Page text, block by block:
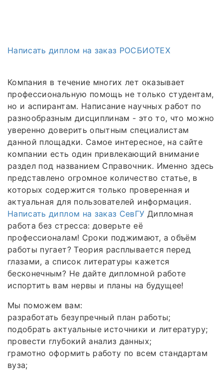
Написать диплом на заказ РОСБИОТЕХ
Компания в течение многих лет оказывает
профессиональную помощь не только студентам,
но и аспирантам. Написание научных работ по
разнообразным дисциплинам - это то, что можно
уверенно доверить опытным специалистам
данной площадки. Самое интересное, на сайте
компании есть один привлекающий внимание
раздел под названием Справочник. Именно здесь
представлено огромное количество статье, в
которых содержится только проверенная и
актуальная для пользователей информация.
Написать диплом на заказ СевГУ Дипломная
работа без стресса: доверьте её
профессионалам! Сроки поджимают, а объём
работы пугает? Теория расплывается перед
глазами, а список литературы кажется
бесконечным? Не дайте дипломной работе
испортить вам нервы и планы на будущее!
Мы поможем вам:
разработать безупречный план работы;
подобрать актуальные источники и литературу;
провести глубокий анализ данных;
грамотно оформить работу по всем стандартам
вуза;